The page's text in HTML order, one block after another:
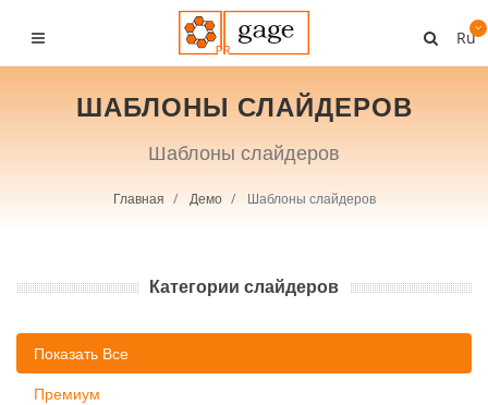
Ru
ШАБЛОНЫ СЛАЙДЕРОВ
Шаблоны слайдеров
Главная Демо Шаблоны слайдеров
Категории слайдеров
Показать Все
Премиум